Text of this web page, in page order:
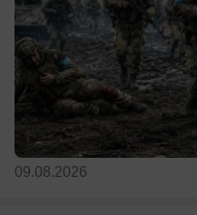
09.08.2026